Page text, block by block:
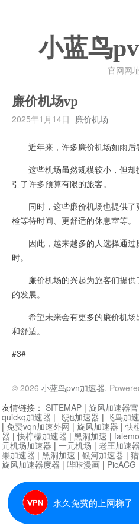
小蓝鸟
官网网
廉价机场vp
2025年1月14日 廉价机场
近年来，许多廉价机场如雨后
这些机场虽然规模较小，但却
引了许多预算有限的旅客。
同时，这些廉价机场也提供了
检等待时间、更舒适的休息室等。
因此，越来越多的人选择通过
时。
廉价机场的兴起为旅客们提供
的发展。
希望未来会有更多的廉价机场
和舒适。
#3#
© 2026 小蓝鸟pvn加速器.
永久免费的上网梯子
友情链接： SITEMAP | 旋风加速器
quickq加速器 | 飞驰加速器 | 飞鸟加
| 免费vqn加速外网 | 旋风加速器 |快
器 |快柠檬加速器 | 黑洞加速 |
元机场加速器 | 一元机场 | 老王加速器
果加速器 | 黑洞加速 | 银河加速器 |
旋风加速器度器 | 哔咔漫画 | PicACG